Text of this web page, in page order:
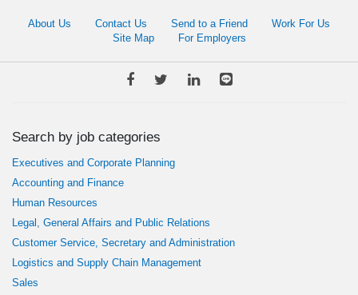
About Us Contact Us Send to a Friend
Work For Us
Site Map
For Employers
Search by job categories
Executives and Corporate Planning
Accounting and Finance
Human Resources
Legal, General Affairs and Public Relations
Customer Service, Secretary and Administration
Logistics and Supply Chain Management
Sales